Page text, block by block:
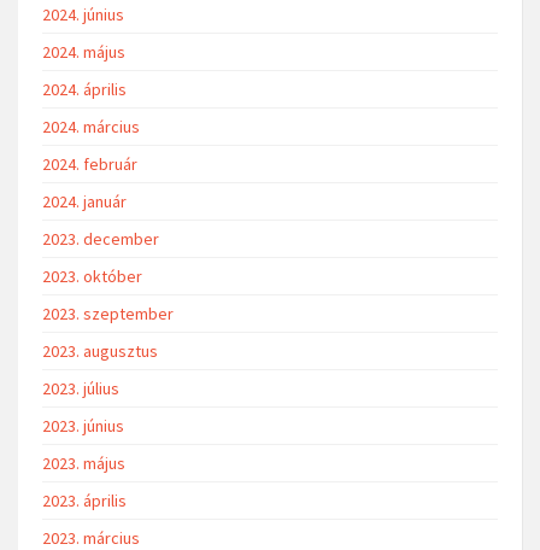
2024. június
2024. május
2024. április
2024. március
2024. február
2024. január
2023. december
2023. október
2023. szeptember
2023. augusztus
2023. július
2023. június
2023. május
2023. április
2023. március